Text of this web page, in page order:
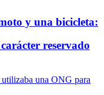
y una bicicleta:
reservado